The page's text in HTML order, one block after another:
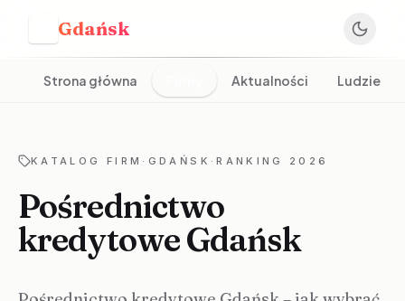
Gdańsk
Strona główna Aktualności Ludzie
KATALOG FIRM · GDAŃSK ·RANKING 2026
Pośrednictwo
kredytowe Gdańsk